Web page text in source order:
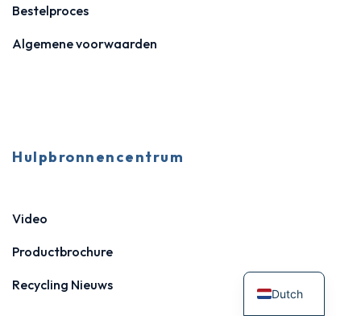
Bestelproces
Algemene voorwaarden
Hulpbronnencentrum
Video
Productbrochure
Recycling Nieuws
Dutch